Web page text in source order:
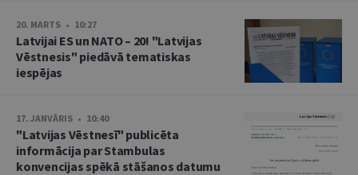
20. MARTS • 10:27
Latvijai ES un NATO – 20! "Latvijas
Vēstnesis" piedāvā tematiskas
iespējas
17. JANVĀRIS • 10:40
"Latvijas Vēstnesī" publicēta
informācija par Stambulas
konvencijas spēkā stāšanos datumu